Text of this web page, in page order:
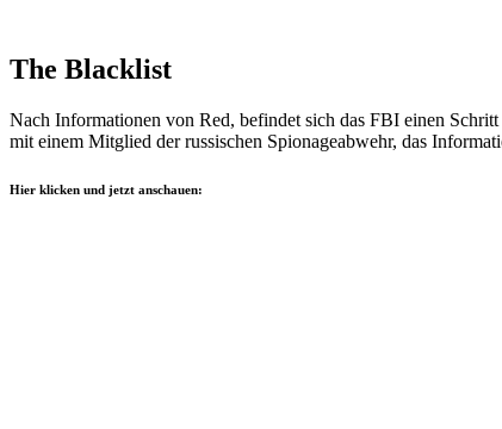
The Blacklist
Nach Informationen von Red, befindet sich das FBI einen
mit einem Mitglied der russischen Spionageabwehr, das
Hier klicken und jetzt anschauen: